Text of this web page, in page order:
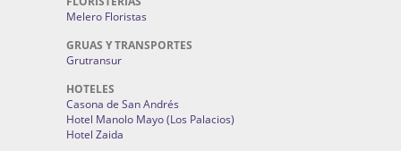
Melero Floristas
GRUAS Y TRANSPORTES
Grutransur
HOTELES
Casona de San Andrés
Hotel Manolo Mayo (Los Palacios)
Hotel Zaida